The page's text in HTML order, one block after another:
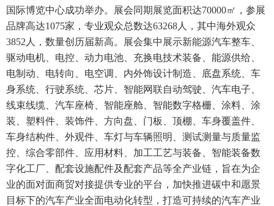
国际博览中心成功举办。展会同期展览面积达70000㎡，参展
品牌高达1075家，专业观众总数达63268人，其中海外观众
3852人，数量创历届新高。展会集中展示新能源汽车整车、
驱动电机、电控、动力电池、充换电技术装备、能源供给、
电制动、电转向、电空调、内外饰设计制造、底盘系统、车
身系统、行驶系统、芯片、智能网联自动驾驶、汽车电子、
线束线缆、汽车座椅、智能座舱、智能数字格栅、涂料、涂
装、塑料件、装饰件、方向盘、门板、顶棚、车身覆盖件、
车身结构件、外观件、车灯与车辆照明、测试测量与质量监
控、综合零部件、应用材料、加工工艺与装备、智能装备数
字化工厂、配套设施配件及配套产品等全产业链，旨在为企
业的面对面商贸对接提供专业的平台，加快推进碳中和愿景
目标下的汽车产业全面电动化转型，打造可持续的汽车产业